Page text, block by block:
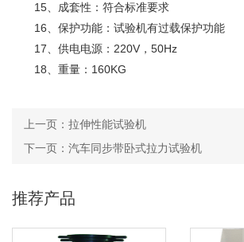
15、成套性：符合标准要求
16、保护功能：试验机有过载保护功能
17、供电电源：220V，50Hz
18、重量：160KG
上一页： 拉伸性能试验机
下一页： 汽车同步带卧式拉力试验机
推荐产品